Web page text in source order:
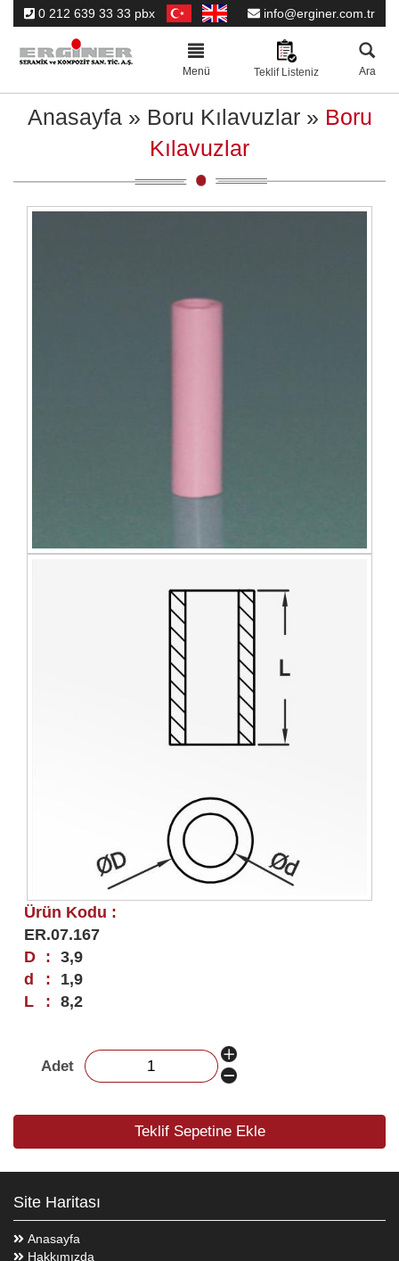
0 212 639 33 33 pbx info@erginer.com.tr
Toggle
navigation
Menü Teklif Listeniz Ara
Anasayfa» Boru Kılavuzlar» Boru
Kılavuzlar
Ürün Kodu :
ER.07.167
D
: 3,9
d
:
1,9
L
: 8,2
Adet
Teklif Sepetine Ekle
Site Haritası
Anasayfa
Hakkımızda